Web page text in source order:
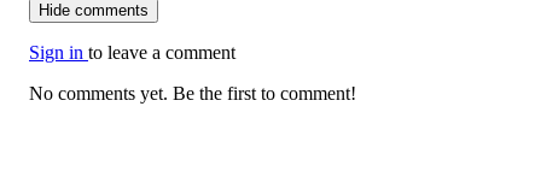
Hide comments
Sign in to leave a comment
No comments yet. Be the first to comment!